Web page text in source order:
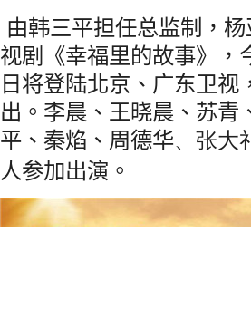
由韩三平担任总监制，
视剧《幸福里的故事》，
日将登陆北京、广东卫
出 。李晨、王晓晨、苏青
平、 秦焰、 周德华、 张大
人参加出演。